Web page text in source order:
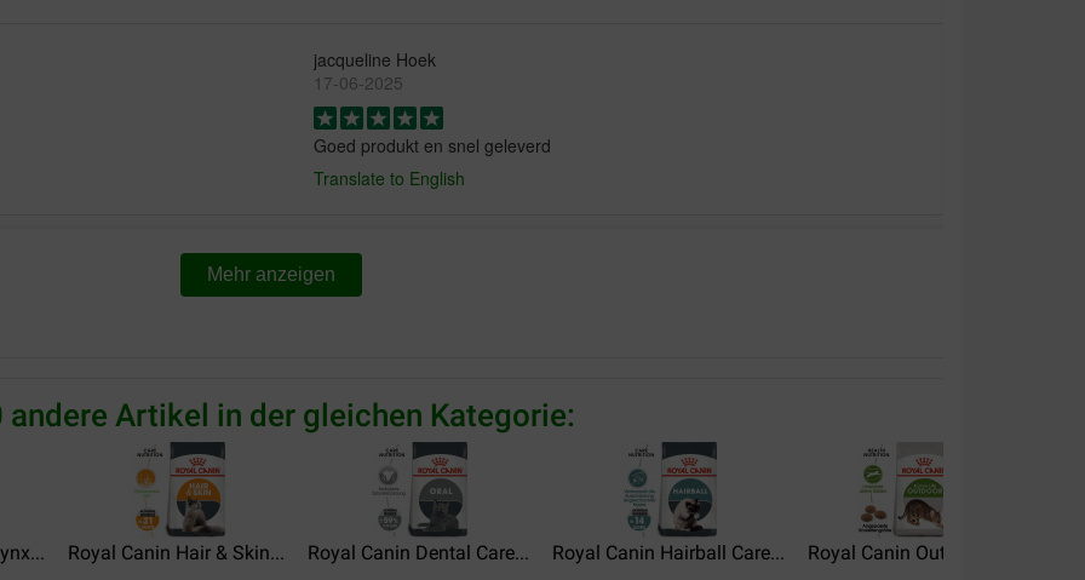
jacqueline Hoek
17-06-2025
Goed produkt en snel geleverd
Translate to English
June Night
30-08-2024
de vacuüm verpakking er
5.
06-05-2024
Ik gebruik dit product al vele jaren en de katten leven lang en gezond ,wel erg
duur geworden in korte tijd.
Mehr anzeigen
andere Artikel in der gleichen Kategorie:
Royal Canin Hair & Skin... Royal Canin Dental Care... Royal Canin Hairball Care... Royal Canin Outdoor...